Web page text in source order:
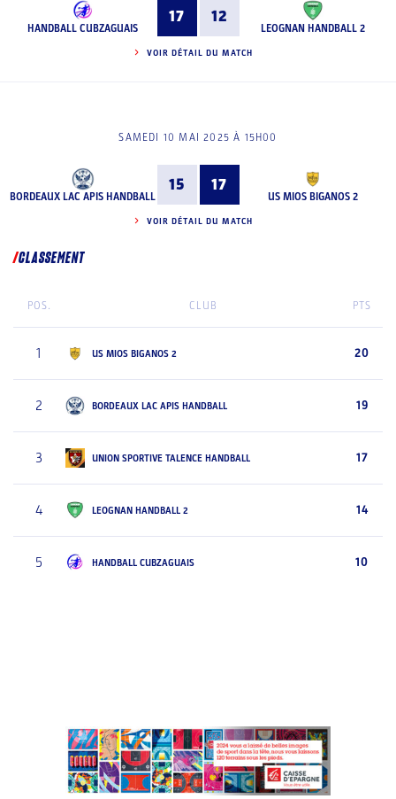
HANDBALL CUBZAGUAIS
17 12
LEOGNAN HANDBALL 2
VOIR DÉTAIL DU MATCH
SAMEDI 10 MAI 2025 À 15H00
BORDEAUX LAC APIS HANDBALL
15 17
US MIOS BIGANOS 2
VOIR DÉTAIL DU MATCH
CLASSEMENT
POS. CLUB PTS
1 US MIOS BIGANOS 2 20
2 BORDEAUX LAC APIS HANDBALL 19
3 UNION SPORTIVE TALENCE HANDBALL 17
4 LEOGNAN HANDBALL 2 14
5 HANDBALL CUBZAGUAIS 10